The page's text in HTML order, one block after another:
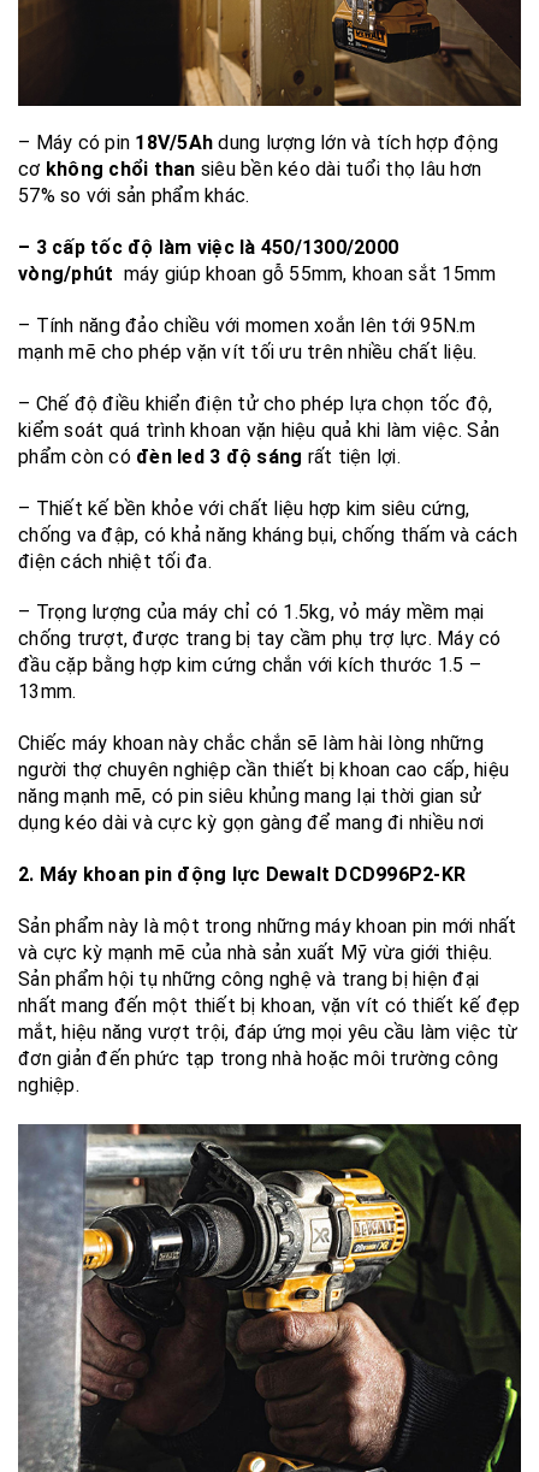
– Máy có pin 18V/5Ah dung lượng lớn và tích hợp động
cơ không chổi than siêu bền kéo dài tuổi thọ lâu hơn
57% so với sản phẩm khác.
– 3 cấp tốc độ làm việc là 450/1300/2000
vòng/phút máy giúp khoan gỗ 55mm, khoan sắt 15mm
– Tính năng đảo chiều với momen xoắn lên tới 95N.m
mạnh mẽ cho phép vặn vít tối ưu trên nhiều chất liệu.
– Chế độ điều khiển điện tử cho phép lựa chọn tốc độ,
kiểm soát quá trình khoan vặn hiệu quả khi làm việc. Sản
phẩm còn có đèn led 3 độ sáng rất tiện lợi.
– Thiết kế bền khỏe với chất liệu hợp kim siêu cứng,
chống va đập, có khả năng kháng bụi, chống thấm và cách
điện cách nhiệt tối đa.
– Trọng lượng của máy chỉ có 1.5kg, vỏ máy mềm mại
chống trượt, được trang bị tay cầm phụ trợ lực. Máy có
đầu cặp bằng hợp kim cứng chắn với kích thước 1.5 –
13mm.
Chiếc máy khoan này chắc chắn sẽ làm hài lòng những
người thợ chuyên nghiệp cần thiết bị khoan cao cấp, hiệu
năng mạnh mẽ, có pin siêu khủng mang lại thời gian sử
dụng kéo dài và cực kỳ gọn gàng để mang đi nhiều nơi
2. Máy khoan pin động lực Dewalt DCD996P2-KR
Sản phẩm này là một trong những máy khoan pin mới nhất
và cực kỳ mạnh mẽ của nhà sản xuất Mỹ vừa giới thiệu.
Sản phẩm hội tụ những công nghệ và trang bị hiện đại
nhất mang đến một thiết bị khoan, vặn vít có thiết kế đẹp
mắt, hiệu năng vượt trội, đáp ứng mọi yêu cầu làm việc từ
đơn giản đến phức tạp trong nhà hoặc môi trường công
nghiệp.